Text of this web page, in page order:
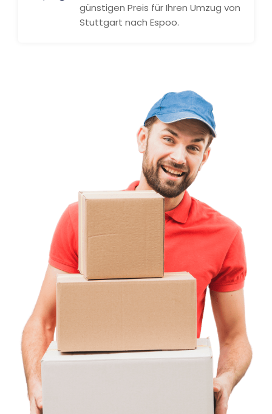
günstigen Preis für Ihren Umzug von
Stuttgart nach Espoo.